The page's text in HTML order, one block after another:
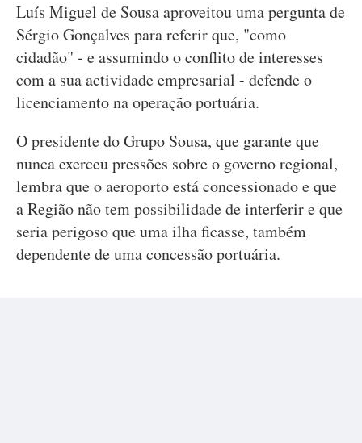
Luís Miguel de Sousa aproveitou uma pergunta de
Sérgio Gonçalves para referir que, "como
cidadão" - e assumindo o conflito de interesses
com a sua actividade empresarial - defende o
licenciamento na operação portuária.
O presidente do Grupo Sousa, que garante que
nunca exerceu pressões sobre o governo regional,
lembra que o aeroporto está concessionado e que
a Região não tem possibilidade de interferir e que
seria perigoso que uma ilha ficasse, também
dependente de uma concessão portuária.